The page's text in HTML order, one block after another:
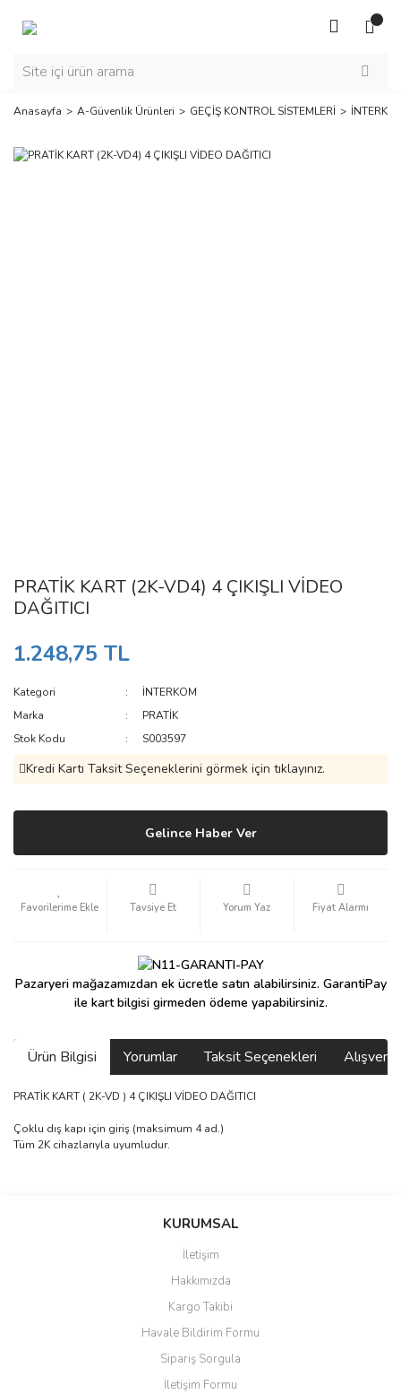
Anasayfa A-Güvenlik Ürünleri GEÇİŞ KONTROL SİSTEMLERİ
PRATİK KART (2K-VD4) 4 ÇIKIŞLI VİDEO
DAĞITICI
1.248,75 TL
Kategori
İNTERKOM
Marka
PRATİK
Stok Kodu
S003597
Kredi Kartı Taksit Seçeneklerini görmek için tıklayınız.
Gelince Haber Ver
Tavsiye Et Yorum Yaz Fiyat Alarmı
Pazaryeri mağazamızdan ek ücretle satın alabilirsiniz. GarantiPay
ile kart bilgisi girmeden ödeme yapabilirsiniz.
Ürün Bilgisi Yorumlar Taksit Seçenekleri
PRATİK KART ( 2K-VD ) 4 ÇIKIŞLI VİDEO DAĞITICI
Çoklu dış kapı için giriş (maksimum 4 ad.)
Tüm 2K cihazlarıyla uyumludur.
Bu ürüne ilk yorumu siz yapın!
güzel paketlenmiş ama yanında
ile 24 izlenmektedir diye küçük
bir tabela olsa daha hoş
KURUMSAL
İletişim
Hakkımızda
Kargo Takibi
Havale Bildirim Formu
Sipariş Sorgula
İletişim Formu